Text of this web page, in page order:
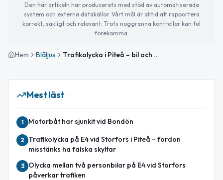
Den här artikeln har producerats med stöd av automatiserade
system och externa datakällor. Vårt mål är alltid att rapportera
korrekt, sakligt och relevant. Trots noggranna kontroller kan fel
förekomma.
Hem Blåljus Trafikolycka i Piteå – bil och hjullastare kolliderade
Mest läst
1 Motorbåt har sjunkit vid Bondön
2
Trafikolycka på E4 vid Storfors i Piteå – fordon
misstänks ha falska skyltar
3
Olycka mellan två personbilar på E4 vid Storfors
påverkar trafiken